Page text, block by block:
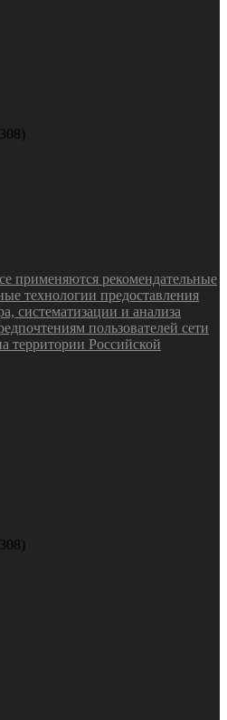
применяются рекомендательные
технологии предоставления
систематизации и анализа
пользователей сети
территории Российской